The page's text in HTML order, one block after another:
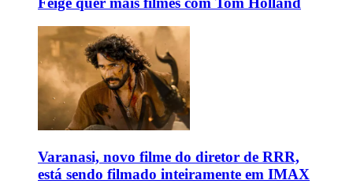
Varanasi, novo filme do diretor de RRR,
está sendo filmado inteiramente em IMAX